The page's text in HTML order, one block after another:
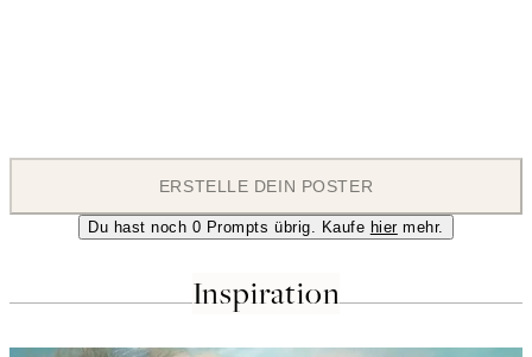
ERSTELLE DEIN POSTER
Du hast noch 0 Prompts übrig. Kaufe hiermehr.
Inspiration